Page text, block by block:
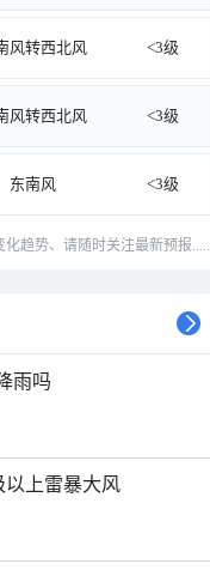
风转西北风 <3级
风转西北风 <3级
东南风 <3级
趋势、请随时关注最新预报.....
雨吗
以上雷暴大风